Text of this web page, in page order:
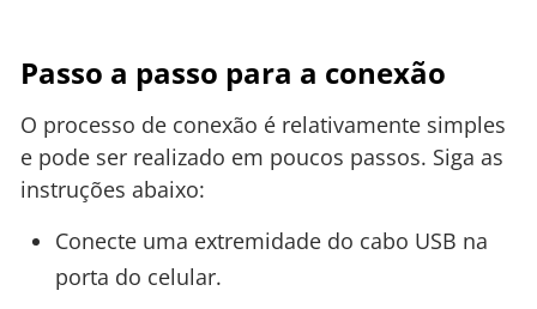
Passo a passo para a conexão
O processo de conexão é relativamente simples
e pode ser realizado em poucos passos. Siga as
instruções abaixo:
Conecte uma extremidade do cabo USB na
porta do celular.